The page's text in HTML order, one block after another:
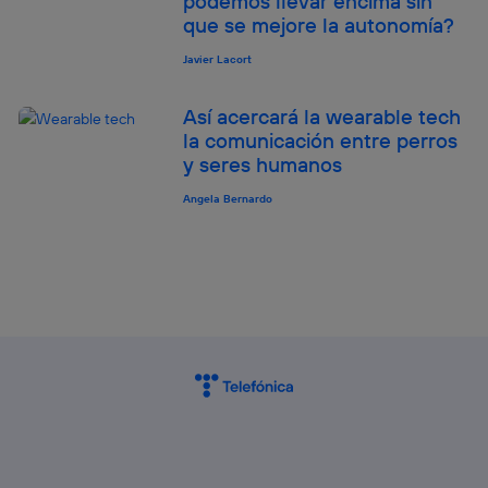
que se mejore la autonomía?
Javier Lacort
Así acercará la wearable tech
la comunicación entre perros
y seres humanos
Angela Bernardo